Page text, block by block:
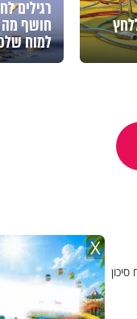
רגילים
חושף
למוח
X